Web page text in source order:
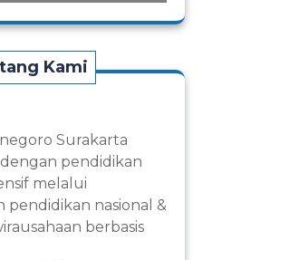
Kami
Surakarta
pendidikan
melalui
pendidikan nasional &
berbasis